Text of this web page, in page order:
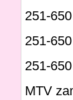
251-
251-
251-
MTV